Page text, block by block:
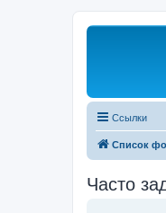
Ссылки
Список
Часто